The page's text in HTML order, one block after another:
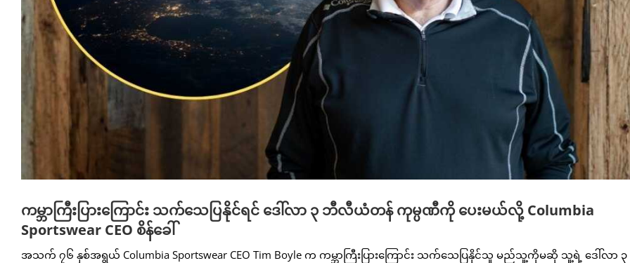
ကမ္ဘာကြီးပြားကြောင်း သက်သေပြနိုင်ရင် ဒေါ်လာ ၃ ဘီလီယံတန် ကုမ္ပဏီကို ပေးမယ်လို့ Columbia
Sportswear CEO စိန်ခေါ်
အသက် ၇၆ နှစ်အရွယ် Columbia Sportswear CEO Tim Boyle က ကမ္ဘာကြီးပြားကြောင်း သက်သေပြနိုင်သူ မည်သူ့ကိုမဆို သူ့ရဲ့ ဒေါ်လာ